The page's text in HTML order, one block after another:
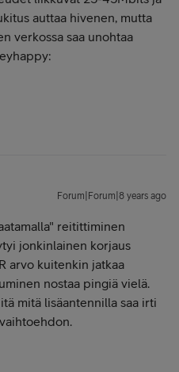
auttaa hivenen, mutta
verkossa saa unohtaa
Forum|Forum|8 years ago
reitittiminen
jonkinlainen korjaus
arvo kuitenkin jatkaa
nostaa pingiä vielä.
mitä lisäantennilla saa irti